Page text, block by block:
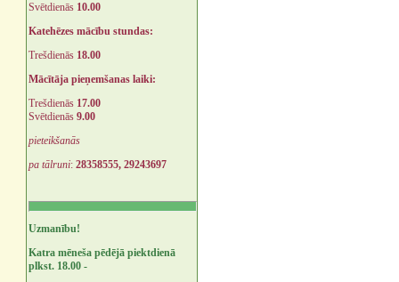
Svētdienās 10.00
Katehēzes mācību stundas:
Trešdienās 18.00
Mācītāja pieņemšanas laiki:
Trešdienās 17.00
Svētdienās 9.00
pieteikšanās
pa tālruni: 28358555, 29243697
Uzmanību!
Katra mēneša pēdējā piektdienā
plkst. 18.00 -